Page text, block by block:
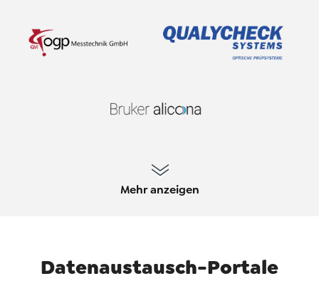
Mehr anzeigen
Datenaustausch-Portale